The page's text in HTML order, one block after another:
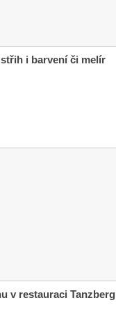
i barvení či melír
v restauraci Tanzberg